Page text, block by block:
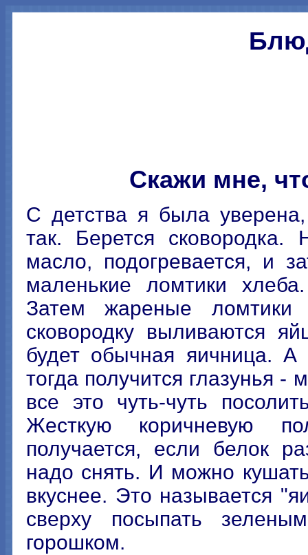
Скажи мне,
С детства я была
так. Берется сковородка.
масло, подогревается, и
маленькие ломтики
Затем жареные ломтики
сковородку выливаются
будет обычная яичница. А
тогда получится глазунья
все это чуть-чуть
Жесткую коричневую
получается, если белок
надо снять. И можно
вкуснее. Это называется
сверху посыпать
горошком.